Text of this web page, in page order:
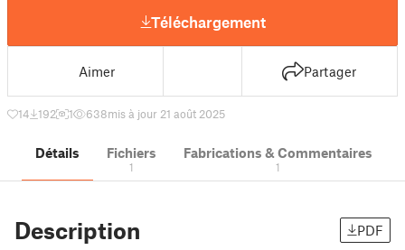
Téléchargement
Aimer Partager
14 192 1 638mis à jour 21 août 2025
Détails Fichiers
1
Fabrications & Commentaires
1
Description PDF